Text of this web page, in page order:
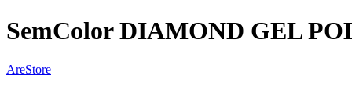
SemColor DIAMOND GEL
AreStore